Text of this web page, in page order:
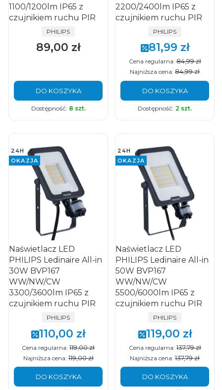
1100/1200lm IP65 z
czujnikiem ruchu PIR
PRODUCENT
PHILIPS
Cena
89,00 zł
DO KOSZYKA
Dostępność: 8 szt.
2200/2400lm IP65 z
czujnikiem ruchu PIR
PRODUCENT
PHILIPS
Cena promocyjna
81,99 zł
Cena regularna: 84,99 zł
Najniższa cena: 84,99 zł
DO KOSZYKA
Dostępność: 2 szt.
24H
OKAZJA
Naświetlacz LED
PHILIPS Ledinaire All-in
30W BVP167
WW/NW/CW
3300/3600lm IP65 z
czujnikiem ruchu PIR
PRODUCENT
PHILIPS
Cena promocyjna
110,00 zł
Cena regularna: 119,00 zł
Najniższa cena: 119,00 zł
DO KOSZYKA
24H
OKAZJA
Naświetlacz LED
PHILIPS Ledinaire All-in
50W BVP167
WW/NW/CW
5500/6000lm IP65 z
czujnikiem ruchu PIR
PRODUCENT
PHILIPS
Cena promocyjna
119,00 zł
Cena regularna: 137,79 zł
Najniższa cena: 137,79 zł
DO KOSZYKA